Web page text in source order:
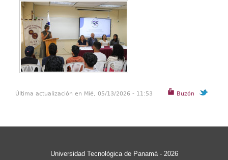
Buzón
Última actualización en Mié, 05/13/2026 - 11:53
Universidad Tecnológica de Panamá - 2026